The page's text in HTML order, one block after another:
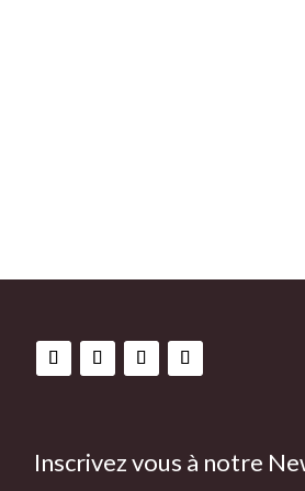
Inscrivez vous à notre